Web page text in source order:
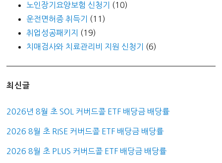
노인장기요양보험 신청기
(10)
운전면허증 취득기
(11)
취업성공패키지
(19)
치매검사와 치료관리비 지원 신청기
(6)
최신글
2026년 8월 초 SOL 커버드콜 ETF 배당금 배당률
2026 8월 초 RISE 커버드콜 ETF 배당금 배당률
2026 8월 초 PLUS 커버드콜 ETF 배당금 배당률